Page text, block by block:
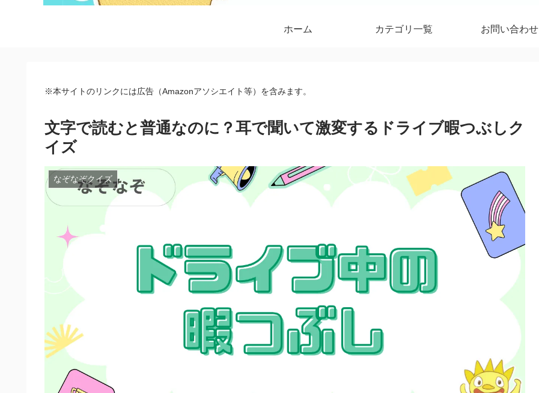
ホーム カテゴリ一覧 お問い合わせ
※本サイトのリンクには広告（Amazonアソシエイト等）を含みます。
文字で読むと普通なのに？耳で聞いて激変するドライブ暇つぶしク
イズ
なぞなぞクイズ